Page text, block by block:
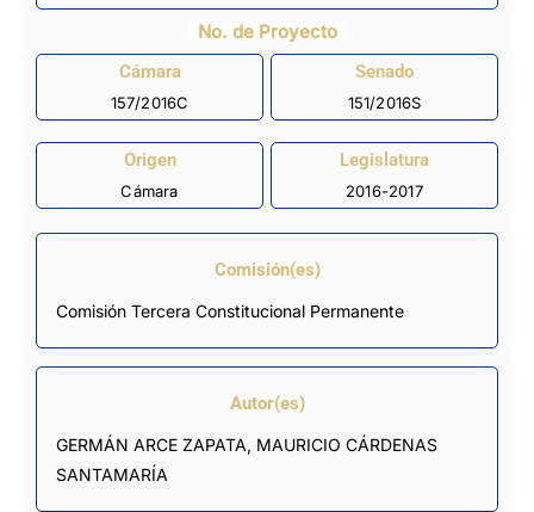
No. de Proyecto
Cámara
157/2016C
Senado
151/2016S
Origen
Cámara
Legislatura
2016-2017
Comisión(es)
Comisión Tercera Constitucional Permanente
Autor(es)
GERMÁN ARCE ZAPATA, MAURICIO CÁRDENAS
SANTAMARÍA